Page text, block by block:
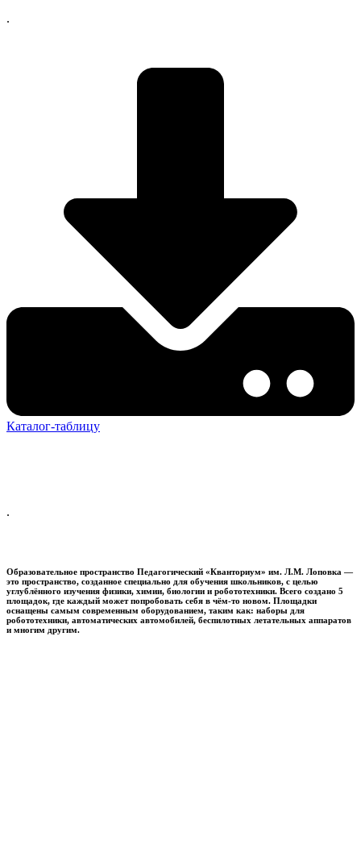
.
Каталог-таблицу
.
Образовательное пространство Педагогический «Кванториум» им. Л.М. Лоповка —
это пространство, созданное специально для обучения школьников, с целью
углублённого изучения физики, химии, биологии и робототехники. Всего создано 5
площадок, где каждый может попробовать себя в чём-то новом. Площадки
оснащены самым современным оборудованием, таким как: наборы для
робототехники, автоматических автомобилей, беспилотных летательных аппаратов
и многим другим.